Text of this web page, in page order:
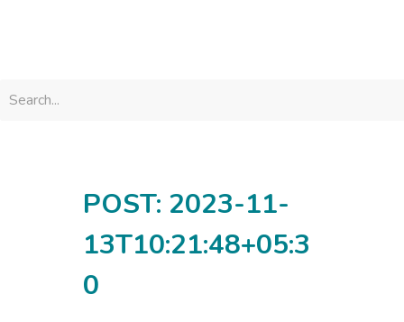
POST: 2023-11-
13T10:21:48+05:3
0